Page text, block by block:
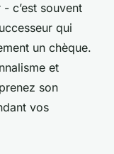
- c’est souvent
qui
un chèque.
et
son
vos